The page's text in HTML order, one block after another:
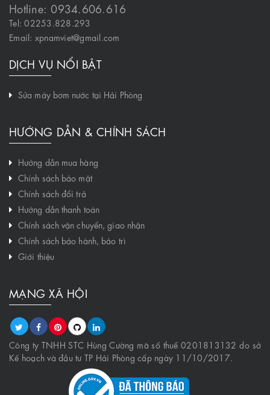
Hotline: 0934.606.616
Tel: 02253.828.293
Email: xpnamviet@gmail.com
DỊCH VỤ NỔI BẬT
Sửa máy bơm nước tại Hải Phòng
HƯỚNG DẪN & CHÍNH SÁCH
Hướng dẫn mua hàng
Chính sách bảo mật
Chính sách đổi trả
Hướng dẫn thanh toán
Chính sách vận chuyển, giao nhận
Chính sách bảo hành, bảo trì
Giới thiệu
MẠNG XÃ HỘI
Công ty TNHH STC Hùng Cường mã số thuế 0201813132 do sở
Kế hoạch và đầu tư TP Hải Phòng cấp ngày 11/10/2017.